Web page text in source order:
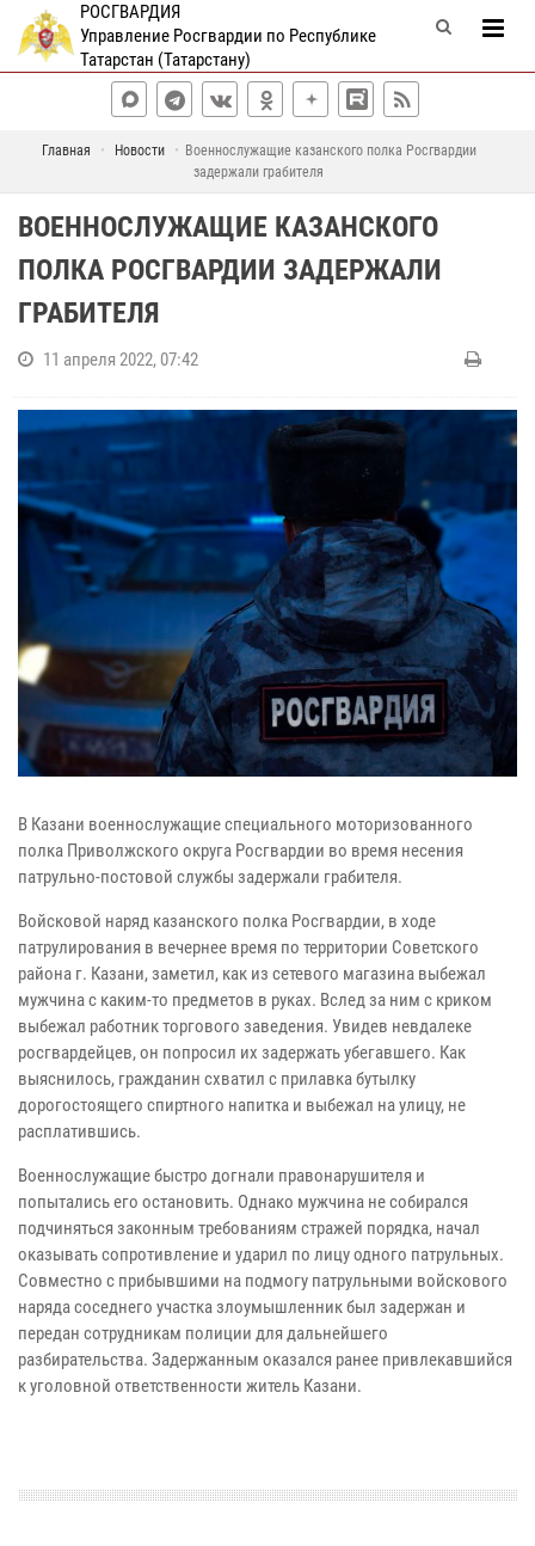
РОСГВАРДИЯ
Управление Росгвардии по Республике
Татарстан (Татарстану)
Главная Новости
Военнослужащие казанского полка Росгвардии
задержали грабителя
ВОЕННОСЛУЖАЩИЕ КАЗАНСКОГО
ПОЛКА РОСГВАРДИИ ЗАДЕРЖАЛИ
ГРАБИТЕЛЯ
11 апреля 2022, 07:42
В Казани военнослужащие специального моторизованного
полка Приволжского округа Росгвардии во время несения
патрульно-постовой службы задержали грабителя.
Войсковой наряд казанского полка Росгвардии, в ходе
патрулирования в вечернее время по территории Советского
района г. Казани, заметил, как из сетевого магазина выбежал
мужчина с каким-то предметов в руках. Вслед за ним с криком
выбежал работник торгового заведения. Увидев невдалеке
росгвардейцев, он попросил их задержать убегавшего. Как
выяснилось, гражданин схватил с прилавка бутылку
дорогостоящего спиртного напитка и выбежал на улицу, не
расплатившись.
Военнослужащие быстро догнали правонарушителя и
попытались его остановить. Однако мужчина не собирался
подчиняться законным требованиям стражей порядка, начал
оказывать сопротивление и ударил по лицу одного патрульных.
Совместно с прибывшими на подмогу патрульными войскового
наряда соседнего участка злоумышленник был задержан и
передан сотрудникам полиции для дальнейшего
разбирательства. Задержанным оказался ранее привлекавшийся
к уголовной ответственности житель Казани.